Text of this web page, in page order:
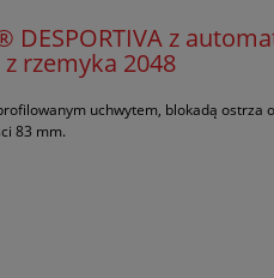
DESPORTIVA z
rzemyka 2048
uchwytem, blokadą ostrza
83 mm.